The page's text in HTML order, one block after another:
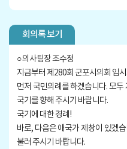
안건
1. 제280회 군포시
기 결정의 건
안건
2. 제280회 군포시
의록 서명의원 선출의
안건
3. 2025년도 행정
회 구성 결의안
제안설명 박상현 의원
안건
4. 2025년도 행정사
회의록 보기
○ 의사팀장 조수정
지금부터 제280회 군포시의회 임
먼저 국민의례를 하겠습니다. 모
국기를 향해 주시기 바랍니다.
국기에 대한 경례!
바로, 다음은 애국가 제창이 있겠
불러 주시기 바랍니다.